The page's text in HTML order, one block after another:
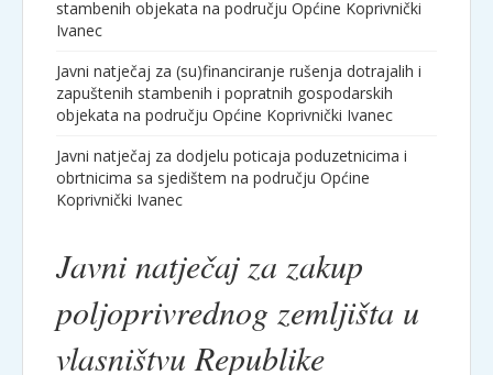
stambenih objekata na području Općine Koprivnički
Ivanec
Javni natječaj za (su)financiranje rušenja dotrajalih i
zapuštenih stambenih i popratnih gospodarskih
objekata na području Općine Koprivnički Ivanec
Javni natječaj za dodjelu poticaja poduzetnicima i
obrtnicima sa sjedištem na području Općine
Koprivnički Ivanec
Javni natječaj za zakup
poljoprivrednog zemljišta u
vlasništvu Republike